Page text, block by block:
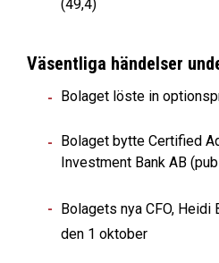
(49,4)
Väsentliga händelser
Bolaget löste in
Bolaget bytte Certified
Investment Bank AB
Bolagets nya CFO,
den 1 oktober